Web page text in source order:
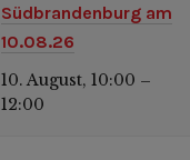
Südbrandenburg am
10.08.26
10. August, 10:00 –
12:00